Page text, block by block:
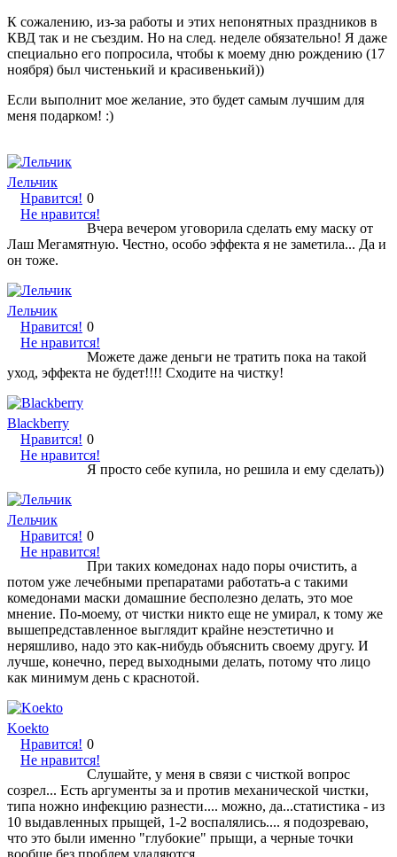
К сожалению, из-за работы и этих непонятных праздников в
КВД так и не съездим. Но на след. неделе обязательно! Я даже
специально его попросила, чтобы к моему дню рождению (17
ноября) был чистенький и красивенький))
Если выполнит мое желание, это будет самым лучшим для
меня подарком! :)
Лельчик
Нравится!
Не нравится!
0
Вчера вечером уговорила сделать ему маску от
Лаш Мегамятную. Честно, особо эффекта я не заметила... Да и
он тоже.
Лельчик
Нравится!
Не нравится!
0
Можете даже деньги не тратить пока на такой
уход, эффекта не будет!!!! Сходите на чистку!
Blackberry
Нравится!
Не нравится!
0
Я просто себе купила, но решила и ему сделать))
Лельчик
Нравится!
Не нравится!
0
При таких комедонах надо поры очистить, а
потом уже лечебными препаратами работать-а с такими
комедонами маски домашние бесполезно делать, это мое
мнение. По-моему, от чистки никто еще не умирал, к тому же
вышепредставленное выглядит крайне неэстетично и
неряшливо, надо это как-нибудь объяснить своему другу. И
лучше, конечно, перед выходными делать, потому что лицо
как минимум день с краснотой.
Koekto
Нравится!
Не нравится!
0
Слушайте, у меня в связи с чисткой вопрос
созрел... Есть аргументы за и против механической чистки,
типа ножно инфекцию разнести.... можно, да...статистика - из
10 выдавленных прыщей, 1-2 воспалялись.... я подозреваю,
что это были именно "глубокие" прыщи, а черные точки
вообще без проблем удаляются...